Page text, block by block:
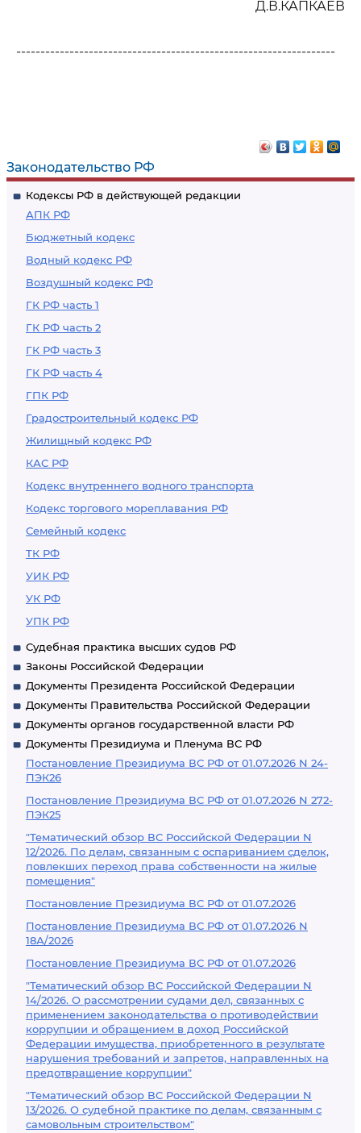
Законодательство РФ
Кодексы РФ в действующей редакции
АПК РФ
Бюджетный кодекс
Водный кодекс РФ
Воздушный кодекс РФ
ГК РФ часть 1
ГК РФ часть 2
ГК РФ часть 3
ГК РФ часть 4
ГПК РФ
Градостроительный кодекс РФ
Жилищный кодекс РФ
КАС РФ
Кодекс внутреннего водного транспорта
Кодекс торгового мореплавания РФ
Семейный кодекс
ТК РФ
УИК РФ
УК РФ
УПК РФ
Судебная практика высших судов РФ
Законы Российской Федерации
Документы Президента Российской Федерации
Документы Правительства Российской Федерации
Документы органов государственной власти РФ
Документы Президиума и Пленума ВС РФ
Постановление Президиума ВС РФ от 01.07.2026 N 24-
ПЭК26
Постановление Президиума ВС РФ от 01.07.2026 N 272-
ПЭК25
"Тематический обзор ВС Российской Федерации N
12/2026. По делам, связанным с оспариванием сделок,
повлекших переход права собственности на жилые
помещения"
Постановление Президиума ВС РФ от 01.07.2026
Постановление Президиума ВС РФ от 01.07.2026 N
18А/2026
Постановление Президиума ВС РФ от 01.07.2026
"Тематический обзор ВС Российской Федерации N
14/2026. О рассмотрении судами дел, связанных с
применением законодательства о противодействии
коррупции и обращением в доход Российской
Федерации имущества, приобретенного в результате
нарушения требований и запретов, направленных на
предотвращение коррупции"
"Тематический обзор ВС Российской Федерации N
13/2026. О судебной практике по делам, связанным с
самовольным строительством"
Д.В.КАПКАЕВ
------------------------------------------------------------------